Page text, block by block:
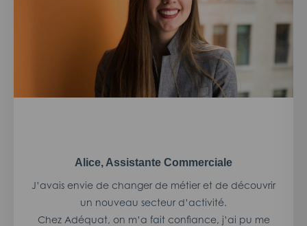
Alice, Assistante Commerciale
J’avais envie de changer de métier et de découvrir
un nouveau secteur d’activité.
Chez Adéquat, on m’a fait confiance, j’ai pu me